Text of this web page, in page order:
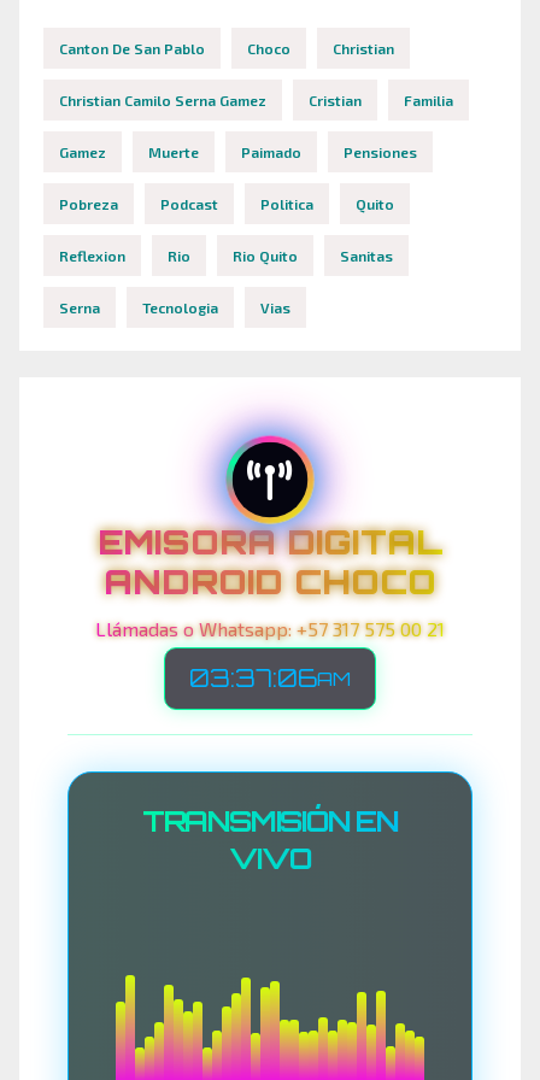
Canton De San Pablo Choco Christian
Christian Camilo Serna Gamez Cristian Familia
Gamez Muerte Paimado Pensiones
Pobreza Podcast Politica Quito
Reflexion Rio Rio Quito Sanitas
Serna Tecnologia Vias
EMISORA DIGITAL
ANDROID CHOCO
Llámadas o Whatsapp: +57 317 575 00 21
03:37:09AM
TRANSMISIÓN EN
VIVO